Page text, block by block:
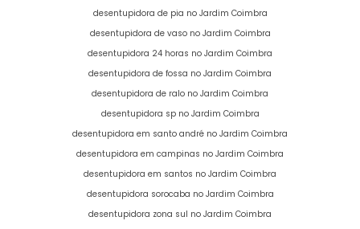
desentupidora de pia no Jardim Coimbra
desentupidora de vaso no Jardim Coimbra
desentupidora 24 horas no Jardim Coimbra
desentupidora de fossa no Jardim Coimbra
desentupidora de ralo no Jardim Coimbra
desentupidora sp no Jardim Coimbra
desentupidora em santo andré no Jardim Coimbra
desentupidora em campinas no Jardim Coimbra
desentupidora em santos no Jardim Coimbra
desentupidora sorocaba no Jardim Coimbra
desentupidora zona sul no Jardim Coimbra